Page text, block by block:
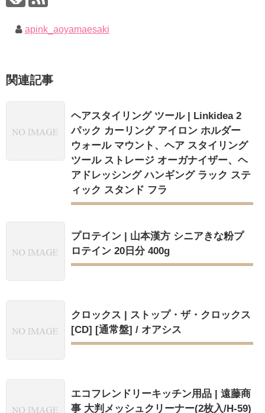
apink_aoyamaesaki
関連記事
ヘアスタイリング ツール | Linkidea 2
パック カーリング アイロン ホルダー
ウォール マウント、ヘア スタイリング
ツール ストレージ オーガナイザー、ヘ
アドレッシング ハンギング ラック ステ
ィック スタンド フラ
プロテイン | 山本漢方 シニアきな粉プ
ロテイン 20日分 400g
クロックス | ストップ・ザ・クロックス
[CD] [通常盤] / オアシス
エコフレンドリーキッチン用品 | 遠藤商
事 大判メッシュクリーナー(2枚入/H-59)